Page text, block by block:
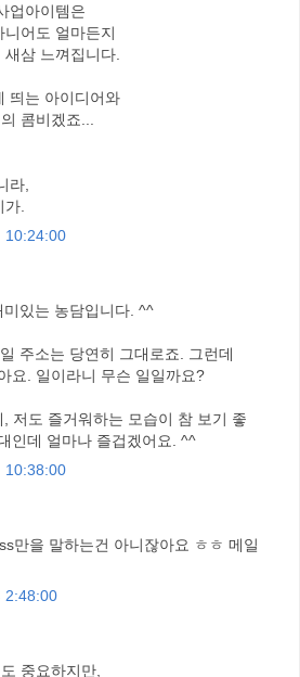
업아이템은
어도 얼마든지
삼 느껴집니다.
띄는 아이디어와
콤비겠죠...
라,
.
10:24:00
있는 농담입니다. ^^
주소는 당연히 그대로죠. 그런데
요. 일이라니 무슨 일일까요?
저도 즐거워하는 모습이 참 보기 좋
인데 얼마나 즐겁겠어요. ^^
10:38:00
만을 말하는건 아니잖아요 ㅎㅎ 메일
2:48:00
중요하지만,